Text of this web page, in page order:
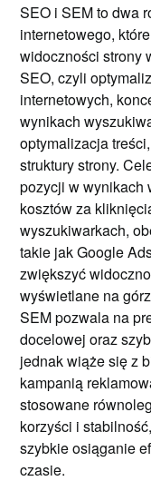
SEO i SEM to dwa
internetowego,
widoczności strony
SEO, czyli
internetowych,
wynikach
optymalizacja
struktury strony.
pozycji w wynikach
kosztów za
wyszukiwarkach,
takie jak Google
zwiększyć
wyświetlane na
SEM pozwala na
docelowej oraz
jednak wiąże się z
kampanią
stosowane
korzyści i
szybkie osiąganie
czasie.